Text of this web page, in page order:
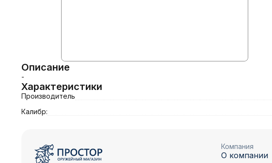
Описание
-
Характеристики
Производитель
Калибр:
Компания
О компании